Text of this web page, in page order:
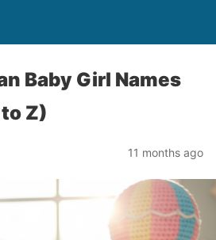
Baby Girl Names
Z)
11 months ago